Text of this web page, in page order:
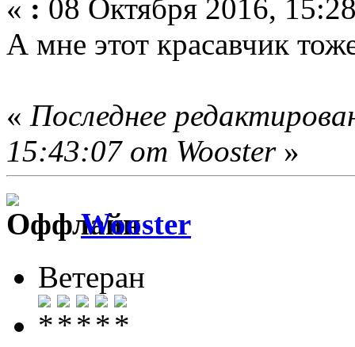
« : 08 Октября 2016,
А мне этот красавчик
« Последнее
15:43:07 от Wooster»
Wooster
Ветеран